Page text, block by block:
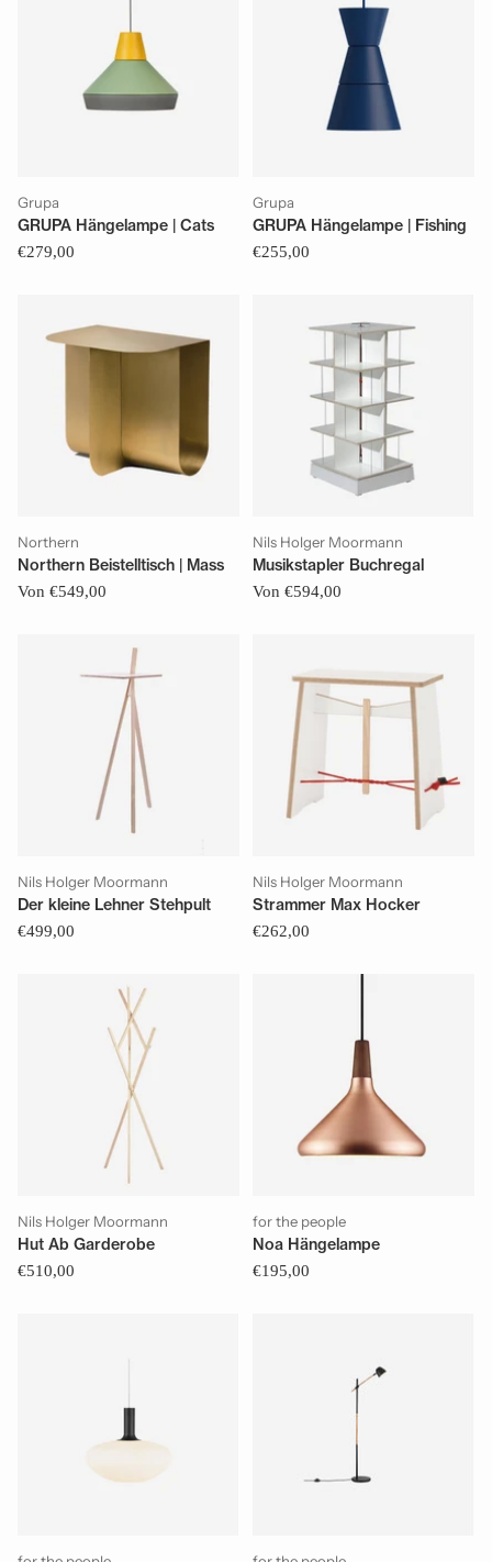
Grupa
GRUPA Hängelampe | Cats
€279,00
Grupa
GRUPA Hängelampe | Fishing
€255,00
Northern
Northern Beistelltisch | Mass
Von €549,00
Nils Holger Moormann
Musikstapler Buchregal
Von €594,00
Nils Holger Moormann
Der kleine Lehner Stehpult
€499,00
Nils Holger Moormann
Strammer Max Hocker
€262,00
Nils Holger Moormann
Hut Ab Garderobe
€510,00
for the people
Noa Hängelampe
€195,00